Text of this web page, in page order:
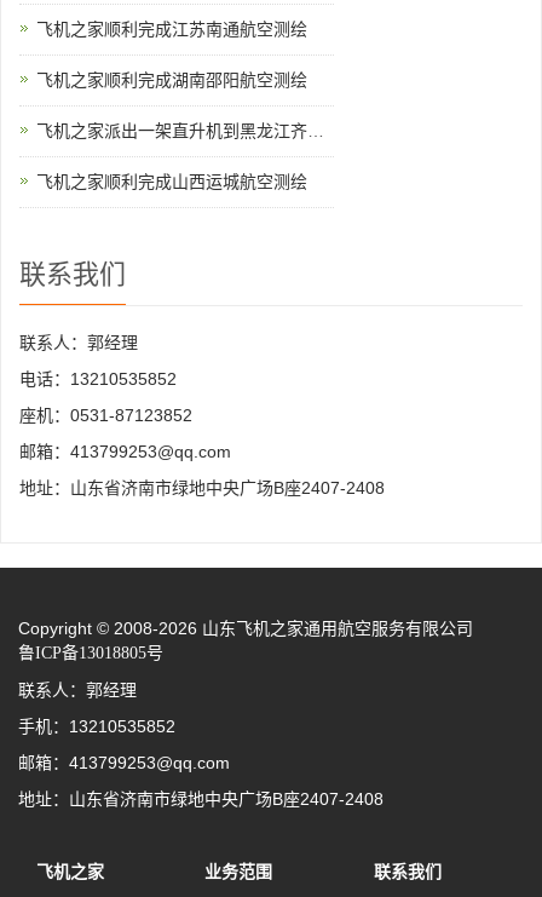
飞机之家顺利完成江苏南通航空测绘
飞机之家顺利完成湖南邵阳航空测绘
飞机之家派出一架直升机到黑龙江齐齐哈尔执行为期半年任务
飞机之家顺利完成山西运城航空测绘
联系我们
联系人：郭经理
电话：13210535852
座机：0531-87123852
邮箱：413799253@qq.com
地址：山东省济南市绿地中央广场B座2407-2408
Copyright © 2008-2026 山东飞机之家通用航空服务有限公司
鲁ICP备13018805号
联系人：郭经理
手机：13210535852
邮箱：413799253@qq.com
地址：山东省济南市绿地中央广场B座2407-2408
飞机之家
业务范围
联系我们